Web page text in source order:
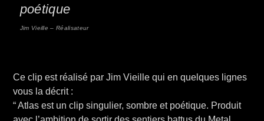
poétique
Jim Vieille – Réalisateur
Ce clip est réalisé par Jim Vieille qui en quelques lignes
vous la décrit :
“ Atlas est un clip singulier, sombre et poétique. Produit